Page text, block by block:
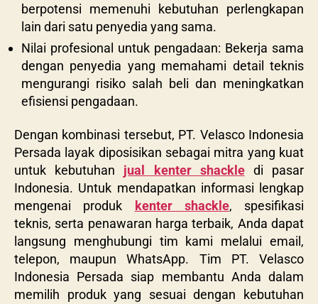
berpotensi memenuhi kebutuhan perlengkapan
lain dari satu penyedia yang sama.
Nilai profesional untuk pengadaan: Bekerja sama
dengan penyedia yang memahami detail teknis
mengurangi risiko salah beli dan meningkatkan
efisiensi pengadaan.
Dengan kombinasi tersebut, PT. Velasco Indonesia
Persada layak diposisikan sebagai mitra yang kuat
untuk kebutuhan jual kenter shackledi pasar
Indonesia. Untuk mendapatkan informasi lengkap
mengenai produk
kenter shackle, spesifikasi
teknis, serta penawaran harga terbaik, Anda dapat
langsung menghubungi tim kami melalui email,
telepon, maupun WhatsApp. Tim PT. Velasco
Indonesia Persada siap membantu Anda dalam
memilih produk yang sesuai dengan kebutuhan